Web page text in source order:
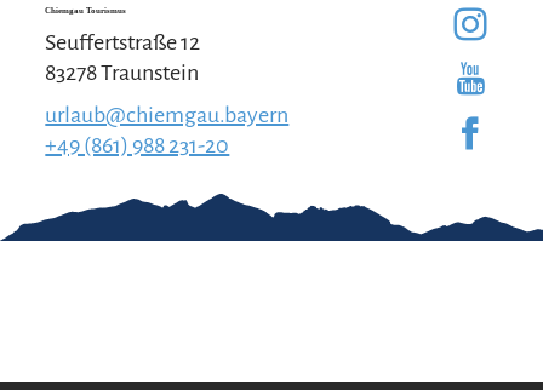
Chiemgau Tourismus
Seuffertstraße 12
83278 Traunstein
urlaub@chiemgau.bayern
+49 (861) 988 231-20